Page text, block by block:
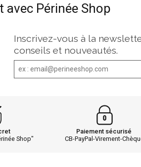
avec Périnée Shop
Inscrivez-vous à la
conseils et nouveautés.
Shop"
Paiement sécurisé
CB-PayPal-Virement-